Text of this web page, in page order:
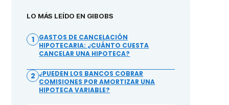
LO MÁS LEÍDO EN GIBOBS
1 GASTOS DE CANCELACIÓN
HIPOTECARIA: ¿CUÁNTO CUESTA
CANCELAR UNA HIPOTECA?
2 ¿PUEDEN LOS BANCOS COBRAR
COMISIONES POR AMORTIZAR UNA
HIPOTECA VARIABLE?